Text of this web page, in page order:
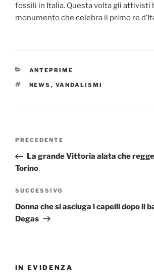
fossili in Italia. Questa volta gli attivisti
monumento che celebra il primo re
CATEGORIE
ANTEPRIME
TAG
NEWS , VANDALISMI
Navigazione
Articolo
precedente:
PRECEDENTE
La grande Vittoria alata che
Torino
Articolo
successivo
SUCCESSIVO
Donna che si asciuga i capelli dopo il
Degas
IN EVIDENZA